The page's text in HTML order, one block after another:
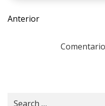
Navegación
de
Anterior
Search